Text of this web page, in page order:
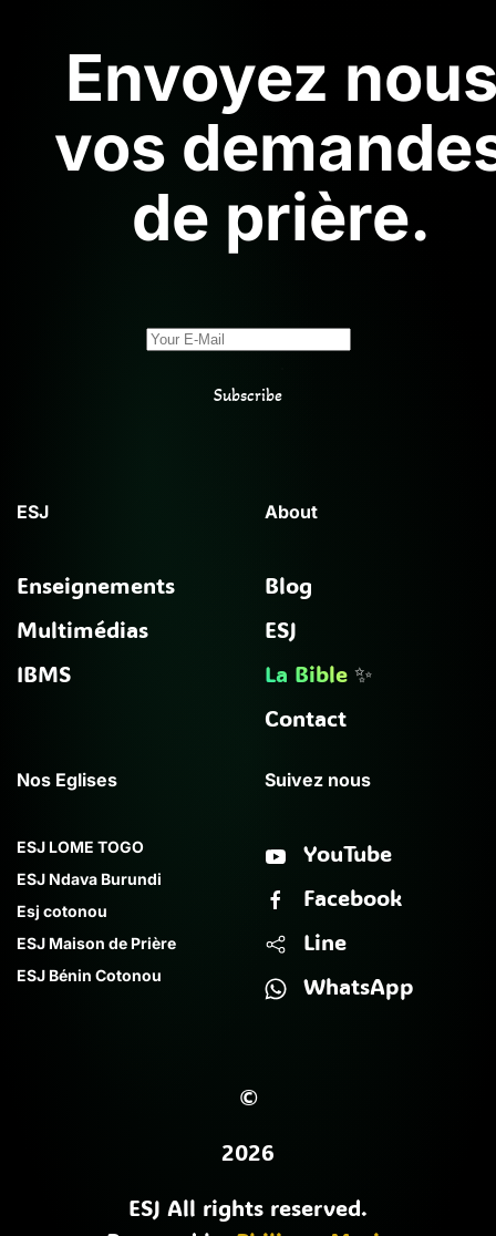
Envoyez
vos
de prière.
Subscribe
ESJ
Enseignements
Multimédias
IBMS
About
Blog
ESJ
La Bible ✨
Contact
Nos Eglises
ESJ LOME TOGO
ESJ Ndava Burundi
Esj cotonou
ESJ Maison de Prière
ESJ Bénin Cotonou
Suivez nous
YouTube
Facebook
Line
WhatsApp
©
2026
ESJ All rights reserved.